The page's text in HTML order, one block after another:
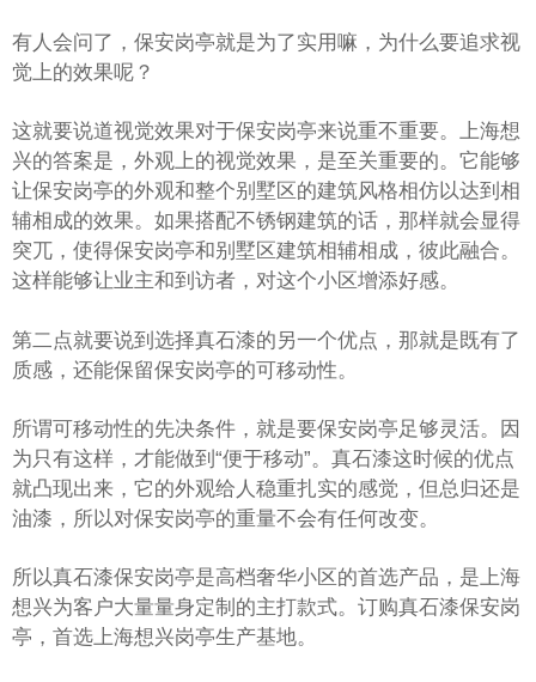
有人会问了，保安岗亭就是为了实用嘛，为什么要追求视
觉上的效果呢？
这就要说道视觉效果对于保安岗亭来说重不重要。上海想
兴的答案是，外观上的视觉效果，是至关重要的。它能够
让保安岗亭的外观和整个别墅区的建筑风格相仿以达到相
辅相成的效果。如果搭配不锈钢建筑的话，那样就会显得
突兀，使得保安岗亭和别墅区建筑相辅相成，彼此融合。
这样能够让业主和到访者，对这个小区增添好感。
第二点就要说到选择真石漆的另一个优点，那就是既有了
质感，还能保留保安岗亭的可移动性。
所谓可移动性的先决条件，就是要保安岗亭足够灵活。因
为只有这样，才能做到“便于移动”。真石漆这时候的优点
就凸现出来，它的外观给人稳重扎实的感觉，但总归还是
油漆，所以对保安岗亭的重量不会有任何改变。
所以真石漆保安岗亭是高档奢华小区的首选产品，是上海
想兴为客户大量量身定制的主打款式。订购真石漆保安岗
亭，首选上海想兴岗亭生产基地。